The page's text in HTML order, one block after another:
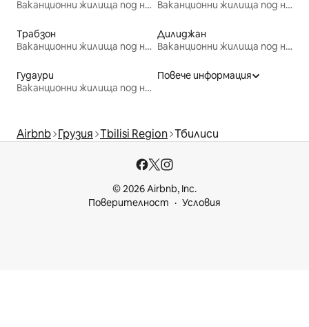
Ваканционни жилища под наем
Ваканционни жилища под наем
Трабзон
Ваканционни жилища под наем
Дилиджан
Ваканционни жилища под наем
Гудаури
Ваканционни жилища под наем
Повече информация
Airbnb Грузия Tbilisi Region Тбилиси
© 2026 Airbnb, Inc.
Поверителност
Условия